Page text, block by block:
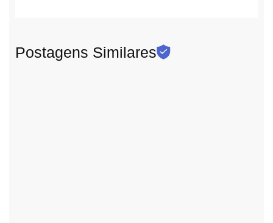
Postagens Similares